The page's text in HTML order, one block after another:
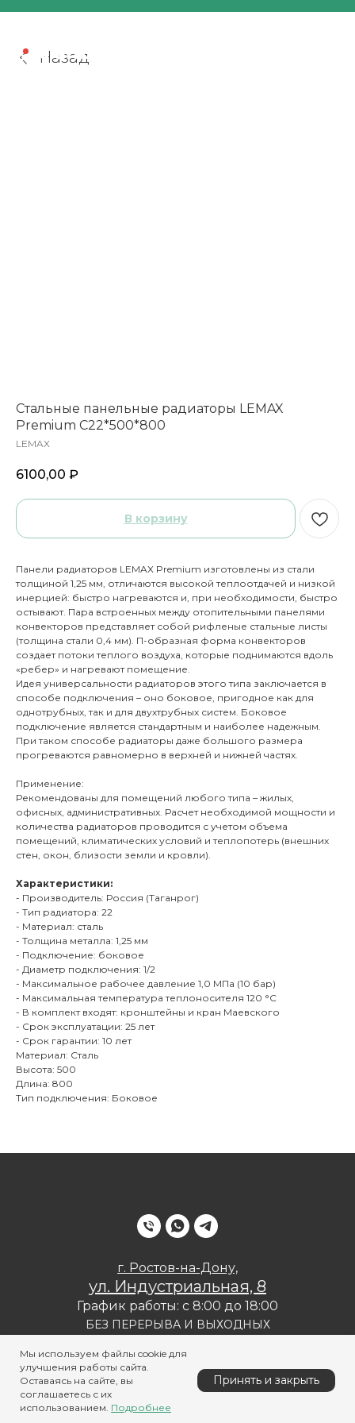
Назад
Стальные панельные радиаторы LEMAX
Premium C22*500*800
LEMAX
6100,00 ₽
В корзину
Панели радиаторов LEMAX Premium изготовлены из стали
толщиной 1,25 мм, отличаются высокой теплоотдачей и низкой
инерцией: быстро нагреваются и, при необходимости, быстро
остывают. Пара встроенных между отопительными панелями
конвекторов представляет собой рифленые стальные листы
(толщина стали 0,4 мм). П-образная форма конвекторов
создает потоки теплого воздуха, которые поднимаются вдоль
«ребер» и нагревают помещение.
Идея универсальности радиаторов этого типа заключается в
способе подключения – оно боковое, пригодное как для
однотрубных, так и для двухтрубных систем. Боковое
подключение является стандартным и наиболее надежным.
При таком способе радиаторы даже большого размера
прогреваются равномерно в верхней и нижней частях.
Применение:
Рекомендованы для помещений любого типа – жилых,
офисных, административных. Расчет необходимой мощности и
количества радиаторов проводится с учетом объема
помещений, климатических условий и теплопотерь (внешних
стен, окон, близости земли и кровли).
Характеристики:
- Производитель: Россия (Таганрог)
- Тип радиатора: 22
- Материал: сталь
- Толщина металла: 1,25 мм
- Подключение: боковое
- Диаметр подключения: 1/2
- Максимальное рабочее давление 1,0 МПа (10 бар)
- Максимальная температура теплоносителя 120 °С
- В комплект входят: кронштейны и кран Маевского
- Срок эксплуатации: 25 лет
- Срок гарантии: 10 лет
Материал: Сталь
Высота: 500
Длина: 800
Тип подключения: Боковое
г. Ростов-на-Дону,
ул. Индустриальная, 8
График работы: с 8:00 до 18:00
БЕЗ ПЕРЕРЫВА И ВЫХОДНЫХ
Мы используем файлы cookie для
улучшения работы сайта.
Оставаясь на сайте, вы
соглашаетесь с их
использованием. Подробнее
Принять и закрыть